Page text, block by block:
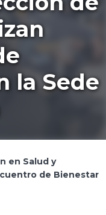
la Sede
en Salud y
de Bienestar